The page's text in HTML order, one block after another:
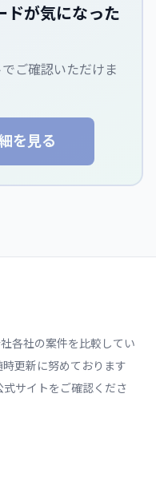
ドが気になった
ご確認いただけま
を見る
各社の案件を比較してい
更新に努めております
サイトをご確認くださ